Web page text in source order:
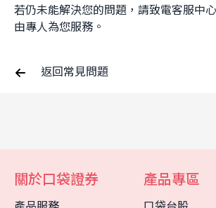
若仍未能解決您的問題，請致電客服中
由專人為您服務。
返回常見問題
關於口袋證券 產品專區